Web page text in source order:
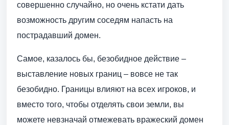
совершенно случайно, но очень кстати дать
возможность другим соседям напасть на
пострадавший домен.
Самое, казалось бы, безобидное действие –
выставление новых границ – вовсе не так
безобидно. Границы влияют на всех игроков, и
вместо того, чтобы отделять свои земли, вы
можете невзначай отмежевать вражеский домен